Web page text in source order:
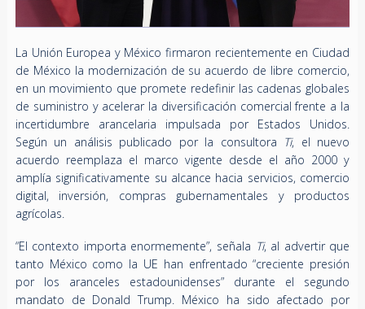
La Unión Europea y México firmaron recientemente en Ciudad
de México la modernización de su acuerdo de libre comercio,
en un movimiento que promete redefinir las cadenas globales
de suministro y acelerar la diversificación comercial frente a la
incertidumbre arancelaria impulsada por Estados Unidos.
Según un análisis publicado por la consultora Ti, el nuevo
acuerdo reemplaza el marco vigente desde el año 2000 y
amplía significativamente su alcance hacia servicios, comercio
digital, inversión, compras gubernamentales y productos
agrícolas.
“El contexto importa enormemente”, señala Ti, al advertir que
tanto México como la UE han enfrentado “creciente presión
por los aranceles estadounidenses” durante el segundo
mandato de Donald Trump. México ha sido afectado por